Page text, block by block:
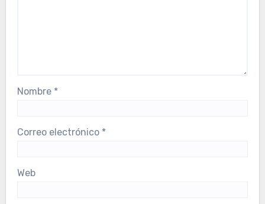
Nombre *
Correo electrónico *
Web